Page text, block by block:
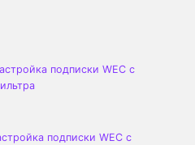
подписки WEC с
подписки WEC с